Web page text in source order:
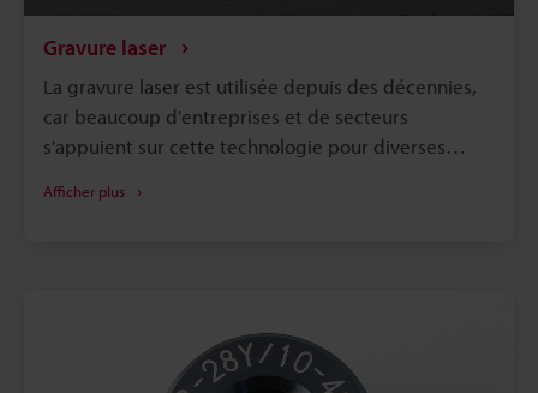
Gravure laser
La gravure laser est utilisée depuis des décennies,
car beaucoup d'entreprises et de secteurs
s'appuient sur cette technologie pour diverses
textes, de codes-barres et d'autres marques
inconvénients et désavantages qui doivent être
soigneusement pris en compte. Pour vous aider à
Afficher plus